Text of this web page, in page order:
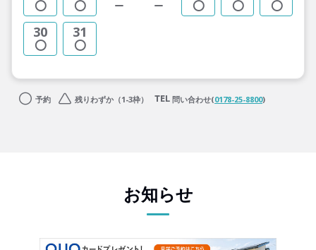
30 31
予約 残りわずか（1-3枠） 問い合わせ(0178-25-8800)
お知らせ